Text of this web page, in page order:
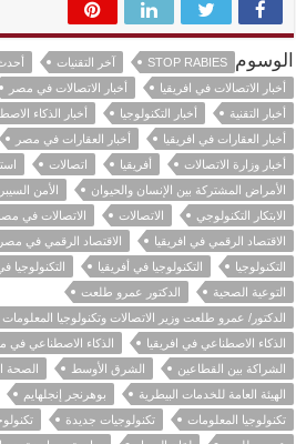
الوسوم STOP RABIES آخر التقنيات
أخبار الاتصالات في افريقيا
أخبار الاتصالات في مصر
أخبار التقنية
أخبار التكنولوجيا أخبار الذكاء
أخبار العقارات في افريقيا
أخبار العقارات في مصر
أخبار وزارة الاتصالات
أفريقيا اتصالات
الأمراض المشتركة بين الإنسان والحيوان
الأمن
الابتكار التكنولوجي
الاتصالات الاتصالات في
الاقتصاد الرقمي في افريقيا
الاقتصاد الرقمي في مصر
التكنولوجيا
التكنولوجيا في أفريقيا التكنولوجيا
التوعية الصحية
الدكتور عمرو طلعت
الدكتور/ عمرو طلعت وزير الاتصالات وتكنولوجيا المعلومات
الذكاء الاصطناعي في افريقيا
الذكاء الاصطناعي في
الشراكة بين القطاعين
الشرق الأوسط الصحة
الهيئة العامة للخدمات البيطرية
بوهرنجر إنجلهايم
تكنولوجيا المعلومات
تكنولوجيات جديدة